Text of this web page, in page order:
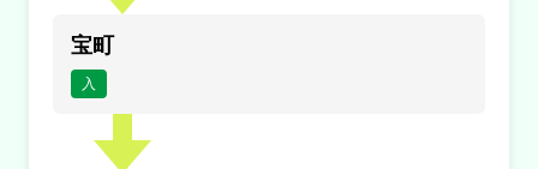
規制
平和島付近→羽田トンネル出口付近
１車線規制
宝町
入